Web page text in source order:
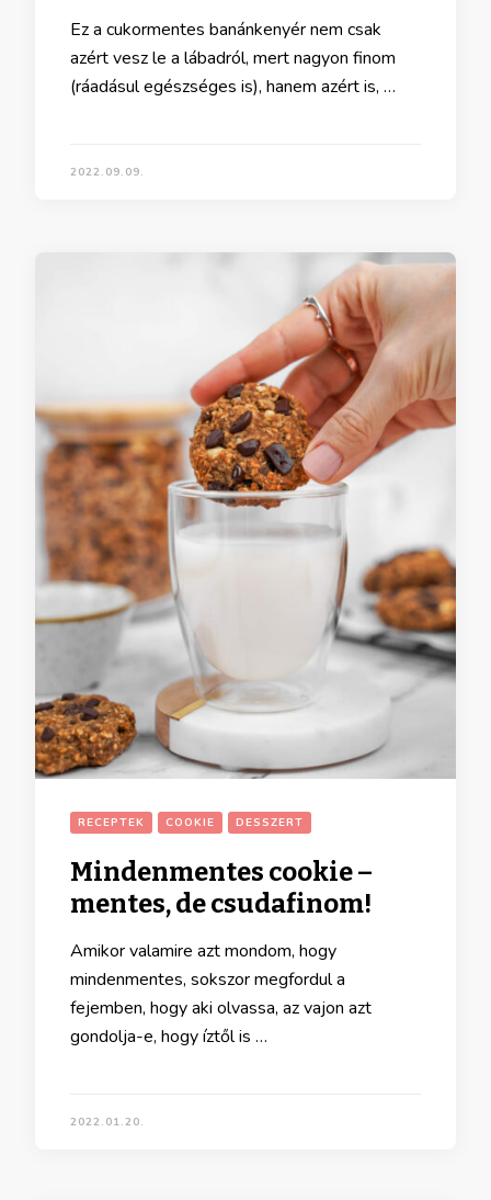
Ez a cukormentes banánkenyér nem csak
azért vesz le a lábadról, mert nagyon finom
(ráadásul egészséges is), hanem azért is, …
2022.09.09.
RECEPTEK COOKIE DESSZERT
Mindenmentes cookie –
mentes, de csudafinom!
Amikor valamire azt mondom, hogy
mindenmentes, sokszor megfordul a
fejemben, hogy aki olvassa, az vajon azt
gondolja-e, hogy íztől is …
2022.01.20.